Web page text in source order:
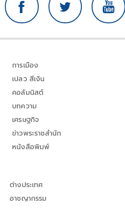
การเมือง
เปลว สีเงิน
คอลัมนิสต์
บทความ
เศรษฐกิจ
ข่าวพระราชสำนัก
หนังสือพิมพ์
ต่างประเทศ
อาชญากรรม